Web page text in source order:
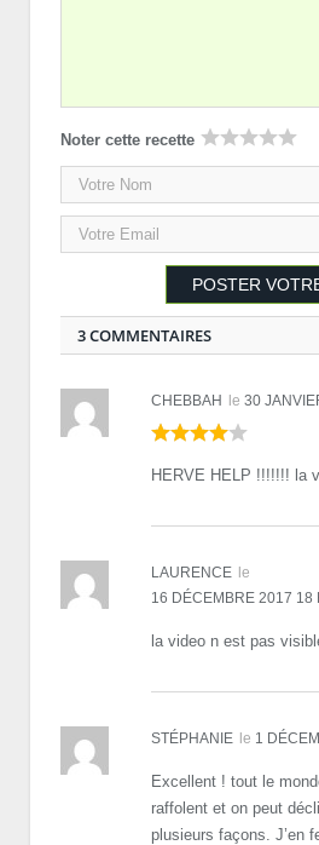
Noter cette recette
3 COMMENTAIRES
CHEBBAH le 30
HERVE HELP !!!!!!! la
LAURENCE le
16 DÉCEMBRE 2017 18
la video n est pas
STÉPHANIE le 1
Excellent ! tout le
raffolent et on peut
plusieurs façons. J’en